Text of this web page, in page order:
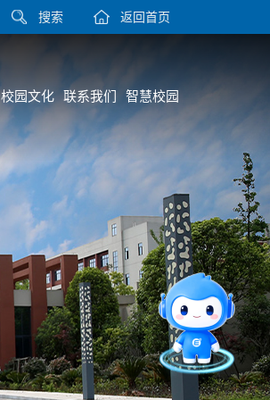
搜索 返回首页
校园文化 联系我们 智慧校园